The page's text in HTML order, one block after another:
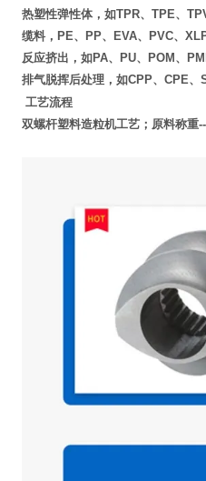
热塑性弹性体，如TPR、TPE、
缆料，PE、PP、EVA、PVC、
反应挤出，如PA、PU、POM、
排气脱挥后处理，如CPP、CPE
工艺流程
双螺杆塑料造粒机工艺；原料称重